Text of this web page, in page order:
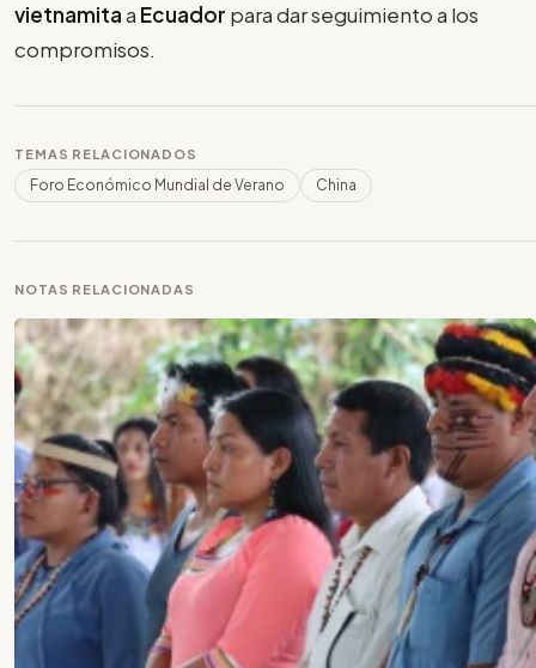
vietnamitaa Ecuador para dar seguimiento a los
compromisos.
TEMAS RELACIONADOS
Foro Económico Mundial de Verano China
NOTAS RELACIONADAS